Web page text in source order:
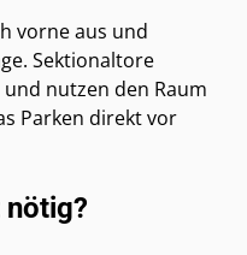
vorne aus und
Sektionaltore
nutzen den Raum
Parken direkt vor
nötig?